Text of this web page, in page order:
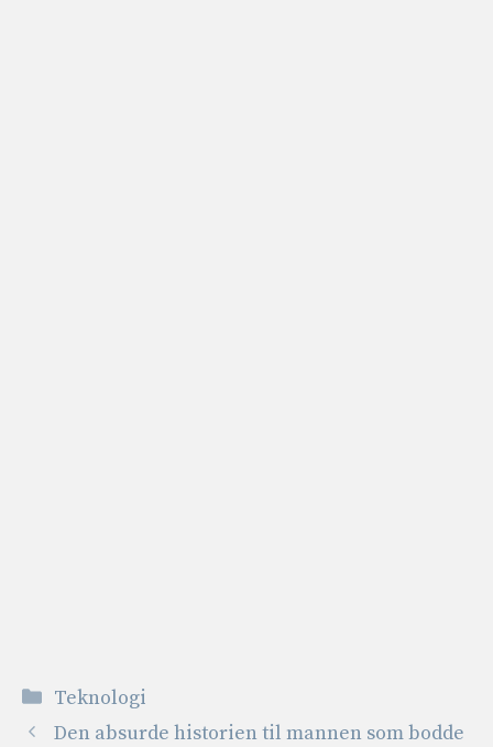
Kategorier
Teknologi
Den absurde historien til mannen som bodde